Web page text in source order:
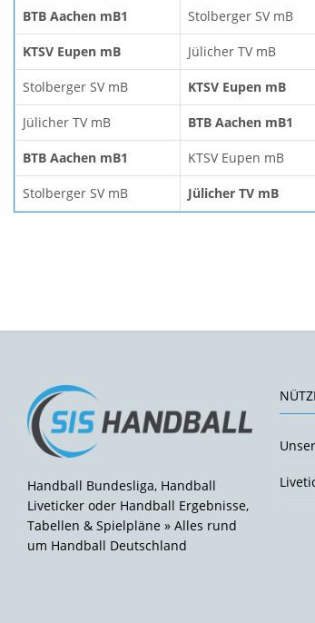
BTB Aachen mB1 Stolberger SV mB
KTSV Eupen mB Jülicher TV mB
Stolberger SV mB KTSV Eupen mB
Jülicher TV mB BTB Aachen mB1
BTB Aachen mB1 KTSV Eupen mB
Stolberger SV mB Jülicher TV mB
Handball Bundesliga, Handball
Liveticker oder Handball Ergebnisse,
Tabellen & Spielpläne » Alles rund
um Handball Deutschland